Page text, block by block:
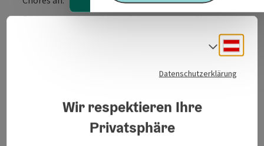
Einige Jungscharmädchen hatten vor, eine Messe zu
gestalten und wollten unbedingt das Lied „Oh happy
day“ singen. Dazu brauchten sie Männerstimmen –
diese waren schnell gefunden und unter der Leitung
von Günther Wiesbauer konnte das Projekt
Unterstützung erhielt der Chor von Dorli Wiesbauer,
die die Sängerinnen und Sänger am Keyboard und
Klavier begleitete. Bald war der Chor bei Hochzeiten
Datenschutzerklärung
Wir respektieren Ihre
Privatsphäre